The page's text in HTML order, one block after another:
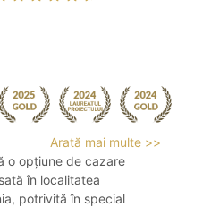
Arată mai multe >>
o opțiune de cazare
în localitatea
potrivită în special